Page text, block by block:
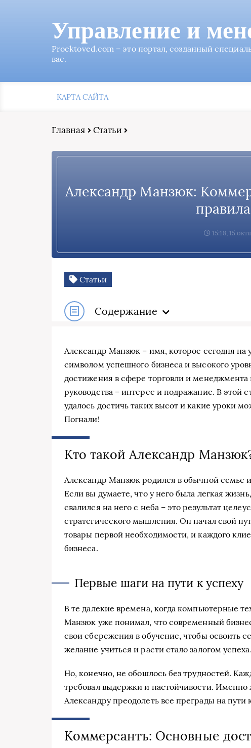
Управление и
Proektoved.com – это портал, созданный
вас.
КАРТА САЙТА
Главная Статьи
Александр Манзюк:
15:18, 15
Статьи
Содержание
Александр Манзюк – имя, которое сегодня на
символом успешного бизнеса и высокого
достижения в сфере торговли и
руководства – интерес и подражание. В этой
удалось достичь таких высот и какие уроки
Погнали!
Кто такой Александр
Александр Манзюк родился в обычной семье
Если вы думаете, что у него была легкая
свалился на него с неба – это результат
стратегического мышления. Он начал свой
товары первой необходимости, и каждого
бизнеса.
Первые шаги на пути к успеху
В те далекие времена, когда компьютерные
Манзюк уже понимал, что современный
свои сбережения в обучение, чтобы освоить
желание учиться и расти стало залогом успеха.
Но, конечно, не обошлось без трудностей.
требовал выдержки и настойчивости.
Александру преодолеть все преграды на пути
Коммерсантъ: Основные